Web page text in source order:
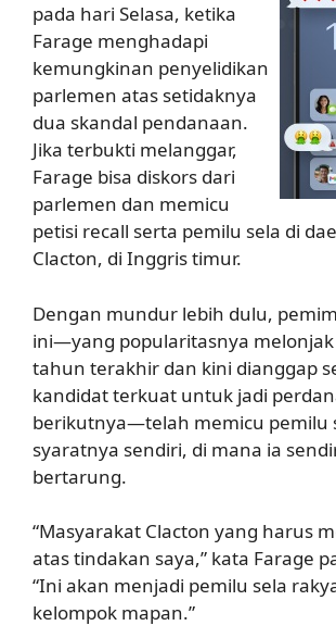
pada hari Selasa, ketika
Farage menghadapi
kemungkinan penyelidikan
parlemen atas setidaknya
dua skandal pendanaan.
Jika terbukti melanggar,
Farage bisa diskors dari
parlemen dan memicu
petisi recall serta pemilu sela di
Clacton, di Inggris timur.
Dengan mundur lebih dulu,
ini—yang popularitasnya
tahun terakhir dan kini dianggap
kandidat terkuat untuk jadi
berikutnya—telah memicu pemilu
syaratnya sendiri, di mana ia
bertarung.
“Masyarakat Clacton yang harus
atas tindakan saya,” kata Farage
“Ini akan menjadi pemilu sela
kelompok mapan.”